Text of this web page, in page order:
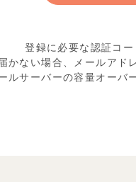
登録に必要な認証コー
かない場合、メールアド
ルサーバーの容量オーバ